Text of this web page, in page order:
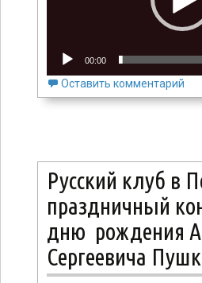
00:00
Оставить комментарий
Русский клуб в
праздничный
дню рождения
Сергеевича